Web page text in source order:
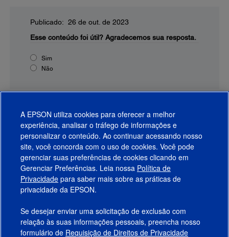
Publicado: 26 de out. de 2023
Esse conteúdo foi útil? Agradecemos sua resposta.
Sim
Não
Produtos
Suporte
Links Sugeridos
Empresa
A EPSON utiliza cookies para oferecer a melhor
experiência, analisar o tráfego de informações e
personalizar o conteúdo. Ao continuar acessando nosso
site, você concorda com o uso de cookies. Você pode
gerenciar suas preferências de cookies clicando em
Gerenciar Preferências. Leia nossa Política de
Privacidade para saber mais sobre as práticas de
privacidade da EPSON.
Se desejar enviar uma solicitação de exclusão com
relação às suas informações pessoais, preencha nosso
formulário de Requisição de Direitos de Privacidade